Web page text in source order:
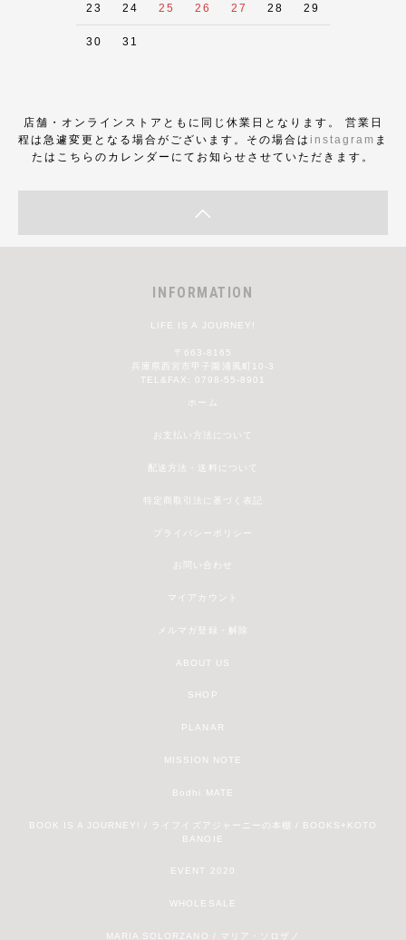
23 24 25 26 27 28 29
30 31
店舗・オンラインストアともに同じ休業日となります。 営業日
程は急遽変更となる場合がございます。その場合は instagram ま
たはこちらのカレンダーにてお知らせさせていただきます。
INFORMATION
LIFE IS A JOURNEY!
〒663-8165
兵庫県西宮市甲子園浦風町10-3
TEL&FAX: 0798-55-8901
ホーム
お支払い方法について
配送方法・送料について
特定商取引法に基づく表記
プライバシーポリシー
お問い合わせ
マイアカウント
メルマガ登録・解除
ABOUT US
SHOP
PLANAR
MISSION NOTE
Bodhi MATE
BOOK IS A JOURNEY! / ライフイズアジャーニーの本棚 / BOOKS+KOTO
BANOIE
EVENT 2020
WHOLESALE
MARIA SOLORZANO / マリア・ソロザノ